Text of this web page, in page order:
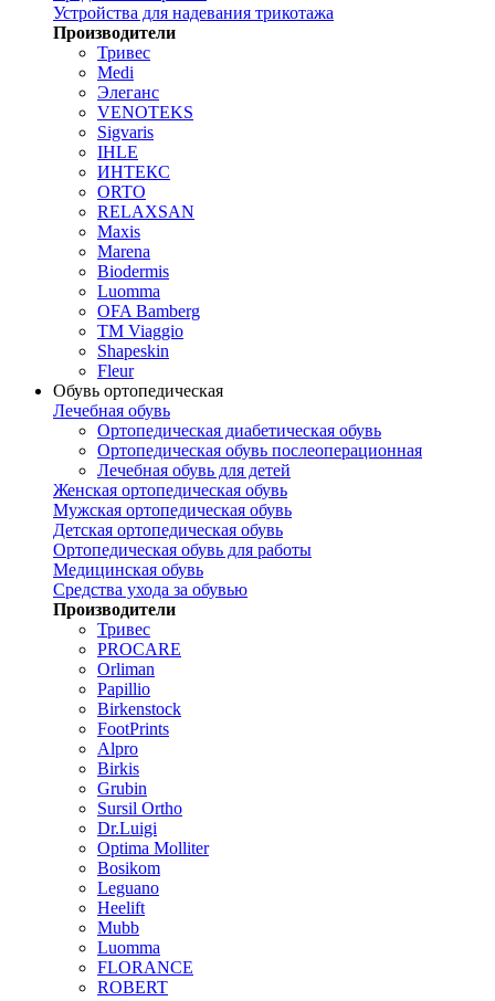
Устройства для надевания трикотажа
Производители
Тривес
Medi
Элеганс
VENOTEKS
Sigvaris
IHLE
ИНТЕКС
ORTO
RELAXSAN
Maxis
Marena
Biodermis
Luomma
OFA Bamberg
TM Viaggio
Shapeskin
Fleur
Обувь ортопедическая
Лечебная обувь
Ортопедическая диабетическая обувь
Ортопедическая обувь послеоперационная
Лечебная обувь для детей
Женская ортопедическая обувь
Мужская ортопедическая обувь
Детская ортопедическая обувь
Ортопедическая обувь для работы
Медицинская обувь
Средства ухода за обувью
Производители
Тривес
PROCARE
Orliman
Papillio
Birkenstock
FootPrints
Alpro
Birkis
Grubin
Sursil Ortho
Dr.Luigi
Optima Molliter
Bosikom
Leguano
Heelift
Mubb
Luomma
FLORANCE
ROBERT